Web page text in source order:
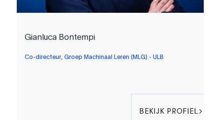
Gianluca Bontempi
Co-directeur, Groep Machinaal Leren (MLG) - ULB
BEKIJK PROFIEL